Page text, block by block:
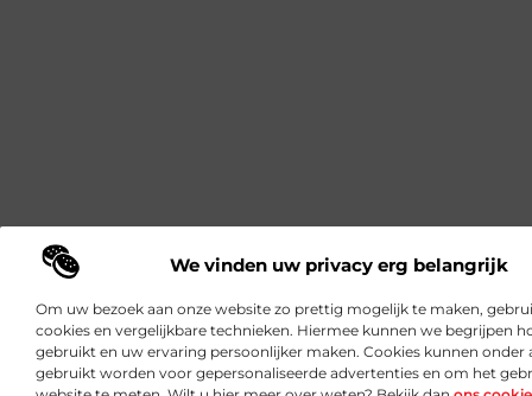
We vinden uw privacy erg belangrijk
Om uw bezoek aan onze website zo prettig mogelijk te maken,
cookies en vergelijkbare technieken. Hiermee kunnen we begrijpen
gebruikt en uw ervaring persoonlijker maken. Cookies kunnen onder
gebruikt worden voor gepersonaliseerde advertenties en om het